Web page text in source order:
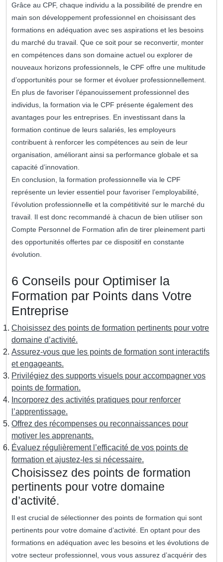
Grâce au CPF, chaque individu a la possibilité de prendre en
main son développement professionnel en choisissant des
formations en adéquation avec ses aspirations et les besoins
du marché du travail. Que ce soit pour se reconvertir, monter
en compétences dans son domaine actuel ou explorer de
nouveaux horizons professionnels, le CPF offre une multitude
d’opportunités pour se former et évoluer professionnellement.
En plus de favoriser l’épanouissement professionnel des
individus, la formation via le CPF présente également des
avantages pour les entreprises. En investissant dans la
formation continue de leurs salariés, les employeurs
contribuent à renforcer les compétences au sein de leur
organisation, améliorant ainsi sa performance globale et sa
capacité d’innovation.
En conclusion, la formation professionnelle via le CPF
représente un levier essentiel pour favoriser l’employabilité,
l’évolution professionnelle et la compétitivité sur le marché du
travail. Il est donc recommandé à chacun de bien utiliser son
Compte Personnel de Formation afin de tirer pleinement parti
des opportunités offertes par ce dispositif en constante
évolution.
6 Conseils pour Optimiser la
Formation par Points dans Votre
Entreprise
Choisissez des points de formation pertinents pour votre
domaine d’activité.
Assurez-vous que les points de formation sont interactifs
et engageants.
Privilégiez des supports visuels pour accompagner vos
points de formation.
Incorporez des activités pratiques pour renforcer
l’apprentissage.
Offrez des récompenses ou reconnaissances pour
motiver les apprenants.
Évaluez régulièrement l’efficacité de vos points de
formation et ajustez-les si nécessaire.
Choisissez des points de formation
pertinents pour votre domaine
d’activité.
Il est crucial de sélectionner des points de formation qui sont
pertinents pour votre domaine d’activité. En optant pour des
formations en adéquation avec les besoins et les évolutions de
votre secteur professionnel, vous vous assurez d’acquérir des